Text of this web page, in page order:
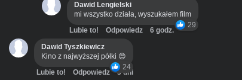
Dawid Lengielski
mi wszystko działa, wyszukałem film
29
Lubie to! Odpowiedz
6 godz.
Dawid Tyszkiewicz
Kino z najwyższej półki 😍
24
Lubie to! Odpowiedz 3 dni